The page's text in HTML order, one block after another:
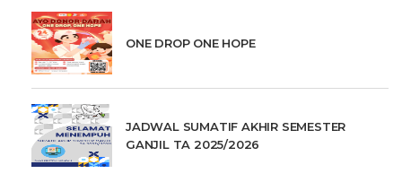
ONE DROP ONE HOPE
JADWAL SUMATIF AKHIR SEMESTER
GANJIL TA 2025/2026